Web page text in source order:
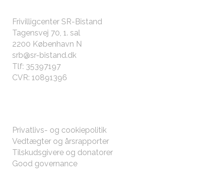
Frivilligcenter SR-Bistand
Tagensvej 70, 1. sal
2200 København N
srb@sr-bistand.dk
Tlf: 35397197
CVR: 10891396
Privatlivs- og cookiepolitik
Vedtægter og årsrapporter
Tilskudsgivere og donatorer
Good governance